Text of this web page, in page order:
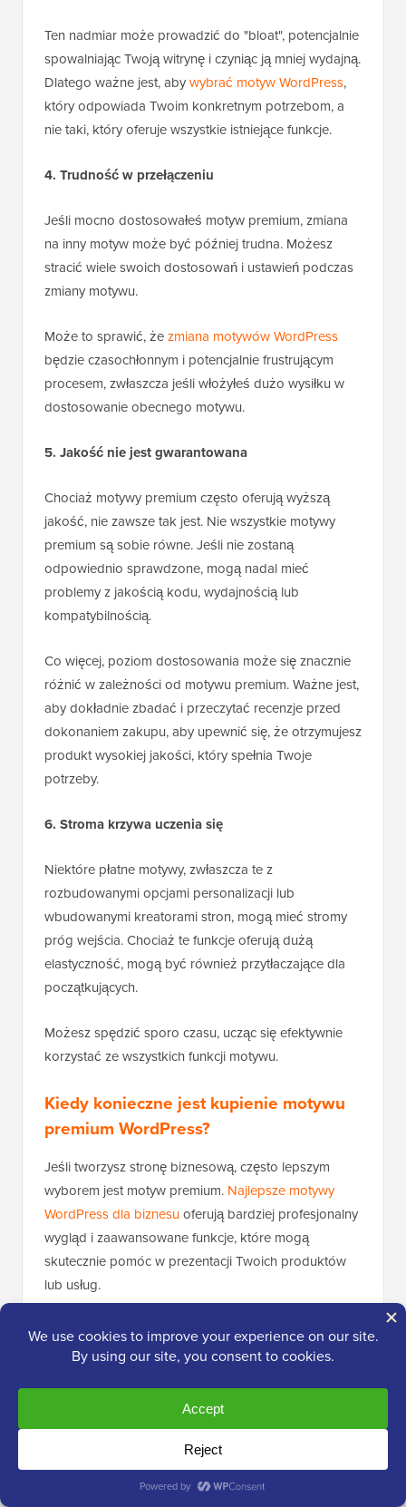
Ten nadmiar może prowadzić do "bloat", potencjalnie
spowalniając Twoją witrynę i czyniąc ją mniej wydajną.
Dlatego ważne jest, abywybrać motyw WordPress,
który odpowiada Twoim konkretnym potrzebom, a
nie taki, który oferuje wszystkie istniejące funkcje.
4. Trudność w przełączeniu
Jeśli mocno dostosowałeś motyw premium, zmiana
na inny motyw może być później trudna. Możesz
stracić wiele swoich dostosowań i ustawień podczas
zmiany motywu.
Może to sprawić, żezmiana motywów WordPress
będzie czasochłonnym i potencjalnie frustrującym
procesem, zwłaszcza jeśli włożyłeś dużo wysiłku w
dostosowanie obecnego motywu.
5. Jakość nie jest gwarantowana
Chociaż motywy premium często oferują wyższą
jakość, nie zawsze tak jest. Nie wszystkie motywy
premium są sobie równe. Jeśli nie zostaną
odpowiednio sprawdzone, mogą nadal mieć
problemy z jakością kodu, wydajnością lub
kompatybilnością.
Co więcej, poziom dostosowania może się znacznie
różnić w zależności od motywu premium. Ważne jest,
aby dokładnie zbadać i przeczytać recenzje przed
dokonaniem zakupu, aby upewnić się, że otrzymujesz
produkt wysokiej jakości, który spełnia Twoje
potrzeby.
6. Stroma krzywa uczenia się
Niektóre płatne motywy, zwłaszcza te z
rozbudowanymi opcjami personalizacji lub
wbudowanymi kreatorami stron, mogą mieć stromy
próg wejścia. Chociaż te funkcje oferują dużą
elastyczność, mogą być również przytłaczające dla
początkujących.
Możesz spędzić sporo czasu, ucząc się efektywnie
korzystać ze wszystkich funkcji motywu.
Kiedy konieczne jest kupienie motywu
premium WordPress?
Jeśli tworzysz stronę biznesową, często lepszym
wyborem jest motyw premium. Najlepsze motywy
WordPress dla biznesuoferują bardziej profesjonalny
wygląd i zaawansowane funkcje, które mogą
skutecznie pomóc w prezentacji Twoich produktów
lub usług.
Płatne motywy często zawierają również
specjalistyczne funkcje, które odpowiadają
Na przykład, jeśli szukasz najlepszych motywów
WordPress dla firmy IT, możesz potrzebować funkcji
takich jak portfolio projektów,profile członków
lub integracje z narzędziami biznesowymi.